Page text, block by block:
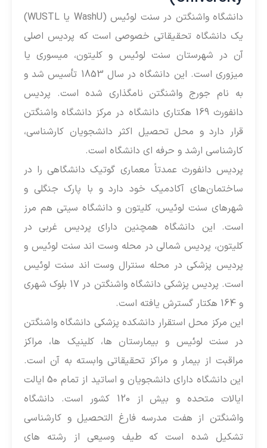
دانشگاه واشنگتن در سنت لوئیس (WashU یا WUSTL)
یک دانشگاه تحقیقاتی خصوصی است که پردیس اصلی
آن در شهرستان سنت لوئیس و کلیتون، میسوری یا
میزوری است. این دانشگاه در سال 1853 تأسیس شد و
به نام جورج واشنگتن نامگذاری شده است. پردیس
دانفورث 169 هکتاری دانشگاه در مرکز دانشگاه واشنگتن
قرار دارد و محل تحصیل اکثر دانشجویان کارشناسی،
کارشناسی ارشد و حرفه ای دانشگاه است.
پردیس دانفورث عمدتاً معماری گوتیک دانشگاهی را در
ساختمان‌های آکادمیک خود دارد و با پارک جنگلی و
شهرهای سنت لوئیس، کلیتون و دانشگاه سیتی هم مرز
است. این دانشگاه همچنین دارای پردیس غربی در
کلیتون، پردیس شمالی در محله وست اند سنت لوئیس و
پردیس پزشکی در محله سنترال وست اند سنت لوئیس
است. پردیس پزشکی دانشگاه واشنگتن در 17 بلوک شهری
این مرکز محل استقرار دانشکده پزشکی دانشگاه واشنگتن
در سنت لوئیس و بیمارستان ها، کلینیک ها، مراکز
مراقبت از بیمار و مراکز تحقیقاتی وابسته به آن است.
این دانشگاه دارای دانشجویان و اساتید از تمام 50 ایالت
ایالات متحده و بیش از 120 کشور است. دانشگاه
واشنگتن از هفت مدرسه فارغ التحصیل و کارشناسی
تشکیل شده است که طیف وسیعی از رشته های